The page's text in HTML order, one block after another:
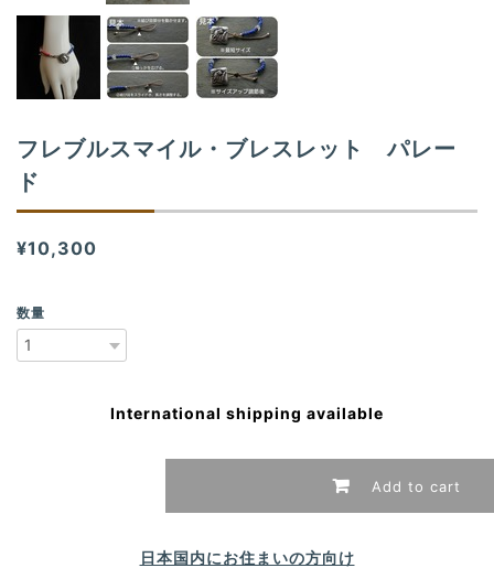
フレブルスマイル・ブレスレット パレー
ド
¥10,300
数量
International shipping available
Add to cart
日本国内にお住まいの方向け